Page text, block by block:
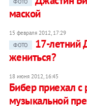
ФОТО
маской
15 февраля 2012, 17:29
ФОТО
17-летний
жениться?
18 июня 2012, 16:45
Бибер приехал с
музыкальной